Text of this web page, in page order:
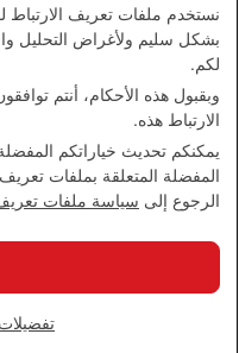
بيان إمكانية الدخول
اتصل بنا
سياسة الخصوصية
الشروط والأحكام
سياسة ملفات تعريف
بيان الشفافية بموجب
نستخدم ملفات تعريف
بشكل سليم ولأغراض التحليل
لكم.
وبقبول هذه الأحكام، أنتم
الارتباط هذه.
يمكنكم تحديث خياراتكم
المفضلة المتعلقة بملفات
الرجوع إلى سياسة ملفات تعريف